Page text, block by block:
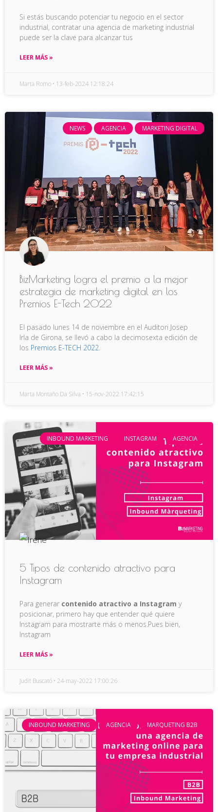
Si estás buscando potenciar tu negocio en el sector
industrial, contratar una agencia de marketing industrial
puede ser la clave para alcanzar tus
LEER MÁS »
Marta Romo 13-feb-2024 12:18:24
NEWS AGENCIA MARKETING DIGITAL
BizMarketing logra el premio a la mejor
estrategia de marketing digital en los
Premios E-Tech 2022
El pasado lunes 14 de noviembre en el Auditori Josep
Irla de Girona, se llevó a cabo la decimosexta edición de
los Premios E-TECH 2022.
LEER MÁS »
Marta Montaño Da Silva 15-nov-2022 17:42:15
INBOUND MARKETING INSTAGRAM AGENCIA
5 Tipos de contenido atractivo para
Instagram
Para generar contenido atractivo a Instagram y
posicionar, primero hay que entender qué quiere
Instagram para mostrarte más o menos.Pues bien,
Instagram
LEER MÁS »
Judit Buscató 24-may-2022 17:00:26
INBOUND MARKETING AGENCIA MARQUETING B2B